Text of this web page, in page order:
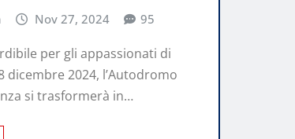
Nov 27, 2024 95
per gli appassionati di
dicembre 2024, l’Autodromo
si trasformerà in…